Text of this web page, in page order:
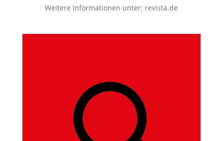
Weitere Informationen unter: revista.de